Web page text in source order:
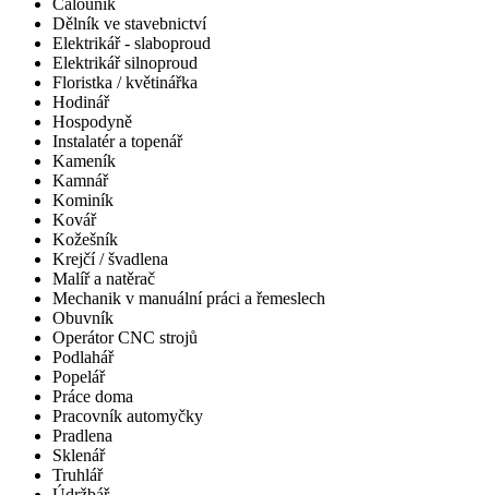
Čalouník
Dělník ve stavebnictví
Elektrikář - slaboproud
Elektrikář silnoproud
Floristka / květinářka
Hodinář
Hospodyně
Instalatér a topenář
Kameník
Kamnář
Kominík
Kovář
Kožešník
Krejčí / švadlena
Malíř a natěrač
Mechanik v manuální práci a řemeslech
Obuvník
Operátor CNC strojů
Podlahář
Popelář
Práce doma
Pracovník automyčky
Pradlena
Sklenář
Truhlář